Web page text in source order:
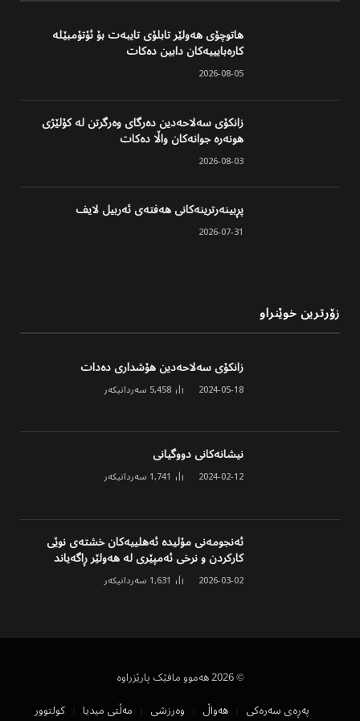
هاتوچۆی هەولێر تابلۆی تایبەت بۆ ئۆتۆمبێلە
کارەبایییەکان دابین دەکات
2026-08-05
زانکۆی سەلاحەدین دەرگای وەرگرتن لە کۆلێژی
هونەرە جوانەکان واڵا دەکات
2026-08-03
پڕبینەرترینەکانی هەفتەی ئەربیل لایف
2026-07-31
زۆرترین خوێنراو
زانکۆی سەلاحەدین هۆشداری دەدات
2024-05-18
5,458 سەردانیکەر
نیشانەکانی دووگیانی
2024-02-12
1,741 سەردانیکەر
ئەنجومەنی مۆلیدە ئەهلییەکان خشتەی نوێی
کارکردن و نرخی ئەمپێری لە هەولێر ڕاگەیاند
2026-03-02
1,631 سەردانیکەر
© 2026 هەموو مافێک پارێزراوە
پەڕەی سەرەکی
هەواڵ وەرزشی مەڵتی میدیا کولتوور